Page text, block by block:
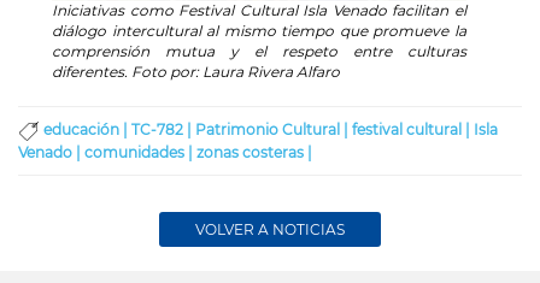
Iniciativas como Festival Cultural Isla Venado facilitan el
diálogo intercultural al mismo tiempo que promueve la
comprensión mutua y el respeto entre culturas
diferentes. Foto por: Laura Rivera Alfaro
educación | TC-782 | Patrimonio Cultural | festival cultural | Isla
Venado | comunidades | zonas costeras |
VOLVER A NOTICIAS